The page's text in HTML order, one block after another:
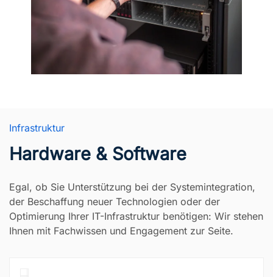
Infrastruktur
Hardware & Software
Egal, ob Sie Unterstützung bei der Systemintegration,
der Beschaffung neuer Technologien oder der
Optimierung Ihrer IT-Infrastruktur benötigen: Wir stehen
Ihnen mit Fachwissen und Engagement zur Seite.